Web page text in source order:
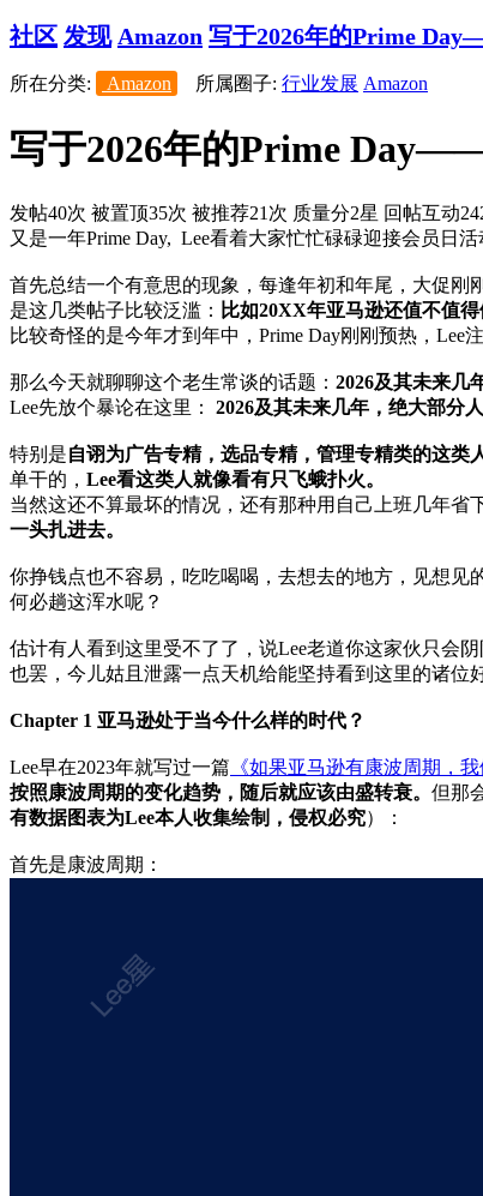
社区 发现 Amazon 写于2026年的Prime
所在分类: Amazon 所属圈子: 行业发展 Amazon
写于2026年的Prime
发帖40次 被置顶35次 被推荐21次 质量分2星 回帖互动
又是一年Prime Day, Lee看着大家忙忙碌碌迎接会员日
首先总结一个有意思的现象，每逢年初和年尾，大促
是这几类帖子比较泛滥： 比如20XX年亚马逊还值不值
比较奇怪的是今年才到年中，Prime Day刚刚预热，Lee
那么今天就聊聊这个老生常谈的话题： 2026及其未来几
Lee先放个暴论在这里： 2026及其未来几年，绝大部分
特别是自诩为广告专精，选品专精，管理专精类的这类
单干的， Lee看这类人就像看有只飞蛾扑火。
当然这还不算最坏的情况，还有那种用自己上班几年省
一头扎进去。
你挣钱点也不容易，吃吃喝喝，去想去的地方，见想见
何必趟这浑水呢？
估计有人看到这里受不了了，说Lee老道你这家伙只会
也罢，今儿姑且泄露一点天机给能坚持看到这里的诸位
Chapter 1 亚马逊处于当今什么样的时代？
Lee早在2023年就写过一篇 《如果亚马逊有康波周期，
按照康波周期的变化趋势，随后就应该由盛转衰。 但那
有数据图表为Lee本人收集绘制，侵权必究）：
首先是康波周期：